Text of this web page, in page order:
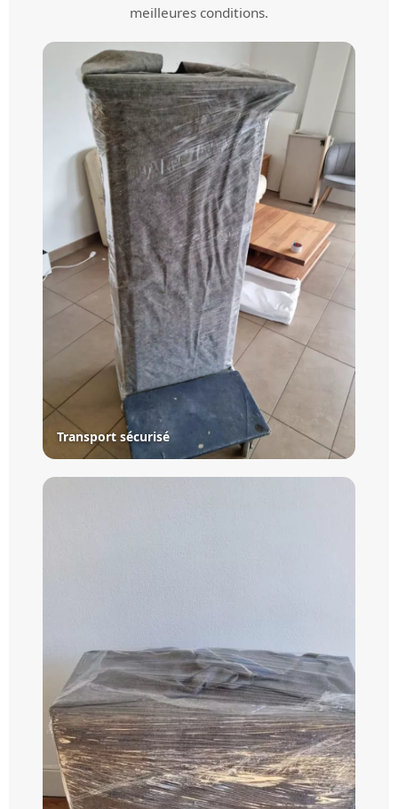
meilleures conditions.
Transport sécurisé